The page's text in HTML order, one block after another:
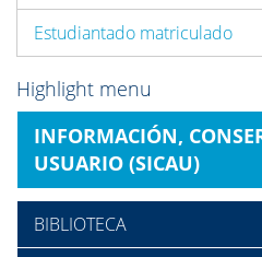
Estudiantado matriculado
Highlight menu
INFORMACIÓN,
USUARIO (SICAU)
BIBLIOTECA